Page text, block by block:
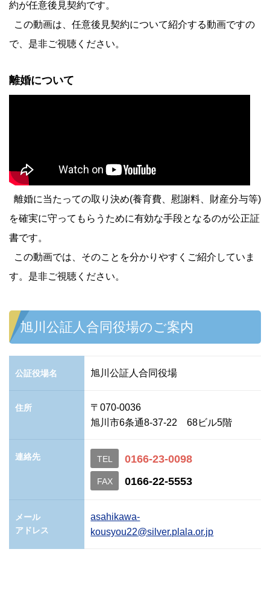
約が任意後見契約です。
この動画は、任意後見契約について紹介する動画ですの
で、是非ご視聴ください。
離婚について
離婚に当たっての取り決め(養育費、慰謝料、財産分与等)
を確実に守ってもらうために有効な手段となるのが公正証
書です。
この動画では、そのことを分かりやすくご紹介していま
す。是非ご視聴ください。
旭川公証人合同役場のご案内
公証役場名 旭川公証人合同役場
住所
〒070-0036
旭川市6条通8-37-22 68ビル5階
連絡先 TEL 0166-23-0098
FAX 0166-22-5553
メール
アドレス
asahikawa-
kousyou22@silver.plala.or.jp